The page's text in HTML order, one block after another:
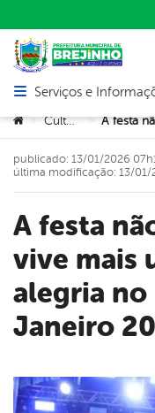
Abrir menu principal
Serviços e
Você está aqui:
> Cultura >
A festa não para: Brejinho
vive mais
alegria no
Janeiro
publicado: 13/01/2026
última modificação: 13/01/